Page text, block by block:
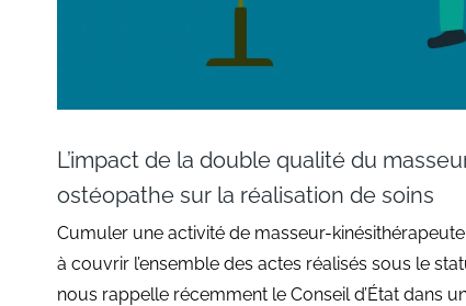
L’impact de la double qualité du
ostéopathe sur la réalisation de soins
Cumuler une activité de masseur-
à couvrir l’ensemble des actes réalisés sous le
nous rappelle récemment le Conseil d’État dans